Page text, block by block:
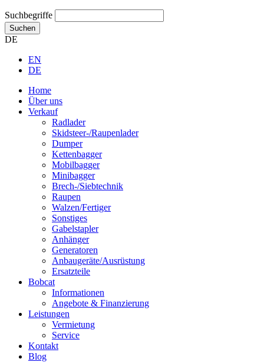
Suchbegriffe
Suchen
DE
EN
DE
Home
Über uns
Verkauf
Radlader
Skidsteer-/Raupenlader
Dumper
Kettenbagger
Mobilbagger
Minibagger
Brech-/Siebtechnik
Raupen
Walzen/Fertiger
Sonstiges
Gabelstapler
Anhänger
Generatoren
Anbaugeräte/Ausrüstung
Ersatzteile
Bobcat
Informationen
Angebote & Finanzierung
Leistungen
Vermietung
Service
Kontakt
Blog